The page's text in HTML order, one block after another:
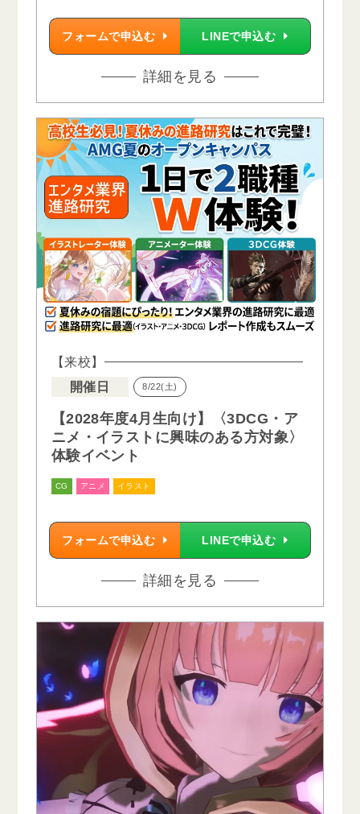
フォームで申込む LINEで申込む
詳細を見る
【来校】
開催日
8/22(土)
【2028年度4月生向け】〈3DCG・ア
ニメ・イラストに興味のある方対象〉
体験イベント
CG アニメ イラスト
フォームで申込む LINEで申込む
詳細を見る